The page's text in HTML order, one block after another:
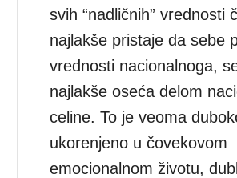
svih “nadličnih” vrednosti
najlakše pristaje da sebe
vrednosti nacionalnoga,
najlakše oseća delom
celine. To je veoma
ukorenjeno u čovekovom
emocionalnom životu,